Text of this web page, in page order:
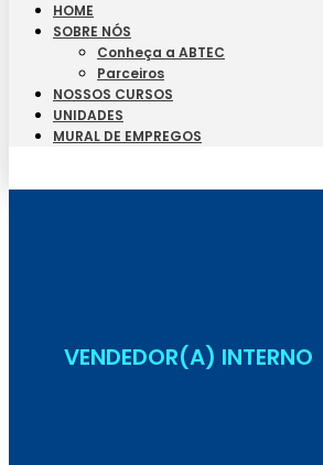
HOME
SOBRE NÓS
Conheça a ABTEC
Parceiros
NOSSOS CURSOS
UNIDADES
MURAL DE EMPREGOS
VENDEDOR(A) INTERNO